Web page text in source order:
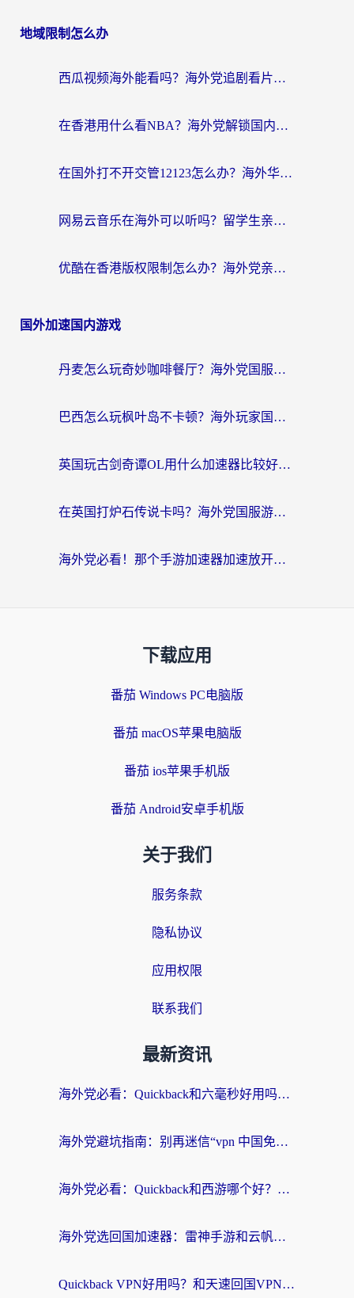
地域限制怎么办
西瓜视频海外能看吗？海外党追剧看片的终极解决方案来了
在香港用什么看NBA？海外党解锁国内体育直播的终极攻略
在国外打不开交管12123怎么办？海外华人必看的回国加速全攻略
网易云音乐在海外可以听吗？留学生亲测有效的回国加速方案
优酷在香港版权限制怎么办？海外党亲测有效的追剧加速方案
国外加速国内游戏
丹麦怎么玩奇妙咖啡餐厅？海外党国服游戏加速全攻略（附灌篮高手元气骑士实测）
巴西怎么玩枫叶岛不卡顿？海外玩家国服游戏加速器终极指南（含战双野兽领主提速秘籍）
英国玩古剑奇谭OL用什么加速器比较好？留学生亲测有效的国服游戏加速指南
在英国打炉石传说卡吗？海外党国服游戏不卡顿的终极指南
海外党必看！那个手游加速器加速放开那三国3最好？一篇解决国服游戏卡顿难题
下载应用
番茄 Windows PC电脑版
番茄 macOS苹果电脑版
番茄 ios苹果手机版
番茄 Android安卓手机版
关于我们
服务条款
隐私协议
应用权限
联系我们
最新资讯
海外党必看：Quickback和六毫秒好用吗？3步选对回国加速器，无缝刷国内剧玩游戏
海外党避坑指南：别再迷信“vpn 中国免费”，选对回国加速器才能无缝刷国内资源
海外党必看：Quickback和西游哪个好？3个维度教你选对回国加速器
海外党选回国加速器：雷神手游和云帆哪个好？附3组对比+避坑指南
Quickback VPN好用吗？和天速回国VPN对比哪个回国效果更好？海外党必看的真实体验指南